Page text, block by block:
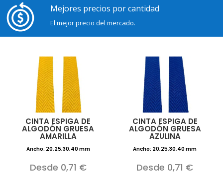
Mejores precios por cantidad
El mejor precio del mercado.
CINTA ESPIGA DE
ALGODÓN GRUESA
AMARILLA
Ancho: 20,25,30,40 mm
Desde 0,71 €
CINTA ESPIGA DE
ALGODÓN GRUESA
AZULINA
Ancho: 20,25,30,40 mm
Desde 0,71 €